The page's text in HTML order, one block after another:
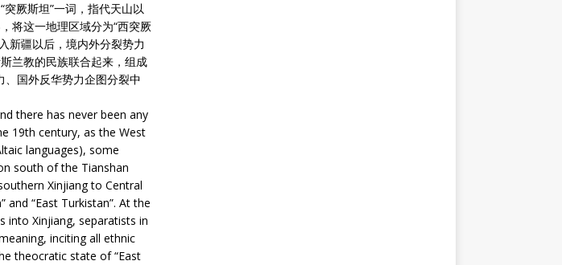
厥斯坦”一词，指代天山以
将这一地理区域分为“西突厥
新疆以后，境内外分裂势力
兰教的民族联合起来，组成
、国外反华势力企图分裂中
there has never been any
19th century, as the West
languages), some
south of the Tianshan
Xinjiang to Central
“East Turkistan”. At the
into Xinjiang, separatists in
inciting all ethnic
theocratic state of “East